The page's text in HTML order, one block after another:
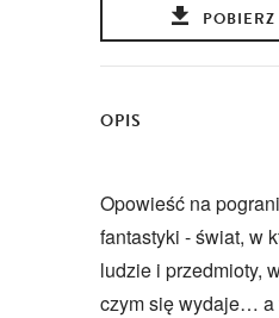
OPIS
Opowieść na
fantastyki - świat, w
ludzie i przedmioty,
czym się wydaje… a